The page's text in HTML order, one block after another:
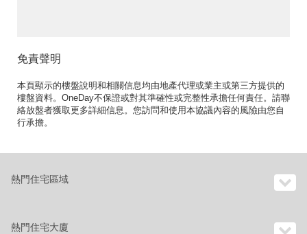
免責聲明
本頁顯示的樓盤說明和相關信息均由地產代理或業主或第三方提供的
樓盤資料。OneDay不保證或對其準確性或完整性承擔任何責任。請聯
絡放盤者獲取更多詳細信息。您訪問和使用本協議內容的風險由您自
行承擔。
熱門住宅區域
熱門住宅大廈